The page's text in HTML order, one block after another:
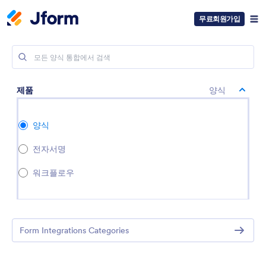
무료회원가입
제품 양식
양식
전자서명
워크플로우
Form Integrations Categories